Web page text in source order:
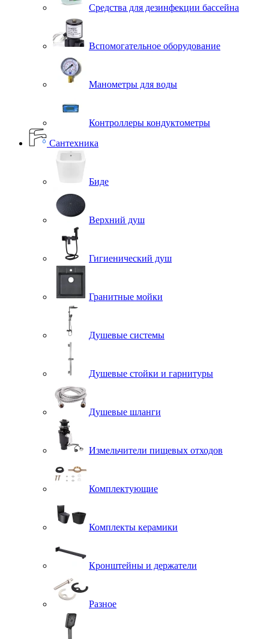
Средства для дезинфекции бассейна
Вспомогательное оборудование
Манометры для воды
Контроллеры кондуктометры
Сантехника
Биде
Верхний душ
Гигиенический душ
Гранитные мойки
Душевые системы
Душевые стойки и гарнитуры
Душевые шланги
Измельчители пищевых отходов
Комплектующие
Комплекты керамики
Кронштейны и держатели
Разное